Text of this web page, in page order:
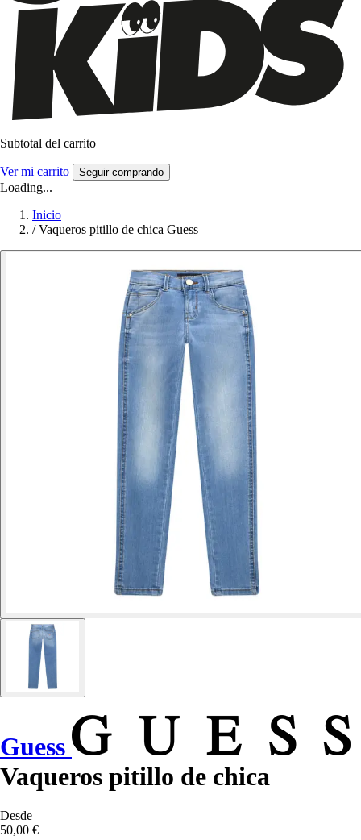
Subtotal del carrito
Ver mi carrito Seguir comprando
Loading...
Inicio
/ Vaqueros pitillo de chica Guess
Guess
Vaqueros pitillo de chica
Desde
50,00 €